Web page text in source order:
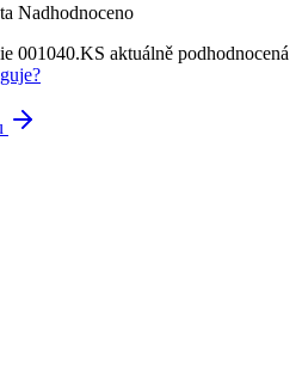
Nadhodnoceno
001040.KS aktuálně podhodnocená